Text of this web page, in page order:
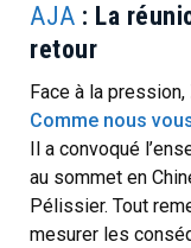
AJA : La
retour
Face à la pression,
Comme nous
Il a convoqué
au sommet en
Pélissier. Tout
mesurer les